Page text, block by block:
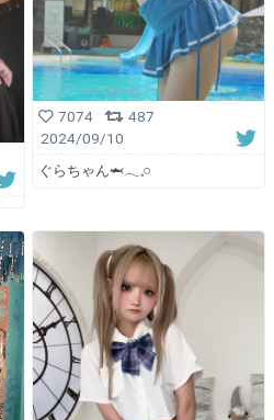
7074
487
2024/09/10
ぐらちゃん🦈𓂃𓈒𓏸︎︎︎︎